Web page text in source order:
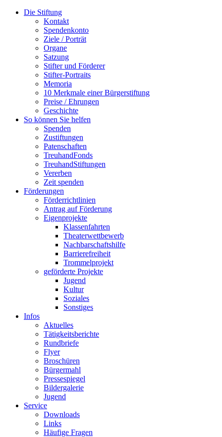
Die Stiftung
Kontakt
Spendenkonto
Ziele / Porträt
Organe
Satzung
Stifter und Förderer
Stifter-Portraits
Memoria
10 Merkmale einer Bürgerstiftung
Preise / Ehrungen
Geschichte
So können Sie helfen
Spenden
Zustiftungen
Patenschaften
TreuhandFonds
TreuhandStiftungen
Vererben
Zeit spenden
Förderungen
Förderrichtlinien
Antrag auf Förderung
Eigenprojekte
Klassenfahrten
Theaterwettbewerb
Nachbarschaftshilfe
Barrierefreiheit
Trommelprojekt
geförderte Projekte
Jugend
Kultur
Soziales
Sonstiges
Infos
Aktuelles
Tätigkeitsberichte
Rundbriefe
Flyer
Broschüren
Bürgermahl
Pressespiegel
Bildergalerie
Jugend
Service
Downloads
Links
Häufige Fragen